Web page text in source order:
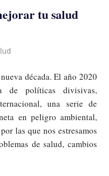
tu salud
década. El año 2020
de políticas divisivas,
una serie de
en peligro ambiental,
las que nos estresamos
de salud, cambios